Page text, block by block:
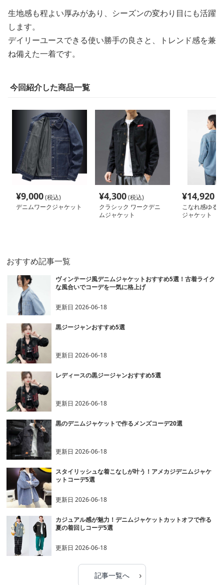
生地感も程よい厚みがあり、シーズンの変わり目にも活躍
します。
デイリーユースできる使い勝手の良さと、トレンド感を兼
ね備えた一着です。
今回紹介した商品一覧
¥9,000(税込)
デニムワークジャケット
¥4,300(税込)
クラシック ワークデニ
ムジャケット
¥14,920
こなれ感ゆる
ジャケット
おすすめ記事一覧
ヴィンテージ風デニムジャケットおすすめ5選！古着ライク
な風合いでコーデを一気に格上げ
更新日2026-06-18
黒ジージャンおすすめ5選
更新日2026-06-18
レディースの黒ジージャンおすすめ5選
更新日2026-06-18
黒のデニムジャケットで作るメンズコーデ20選
更新日2026-06-18
スタイリッシュな着こなしが叶う！アメカジデニムジャケ
ットコーデ5選
更新日2026-06-18
カジュアル感が魅力！デニムジャケットカットオフで作る
夏の着回しコーデ5選
更新日2026-06-18
記事一覧へ ›